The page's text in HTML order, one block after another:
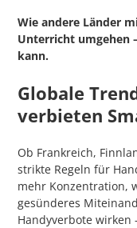
Wie andere Länder
Unterricht umgehen
kann.
Globale
verbieten
Ob Frankreich,
strikte Regeln für
mehr Konzentration,
gesünderes
Handyverbote wirken